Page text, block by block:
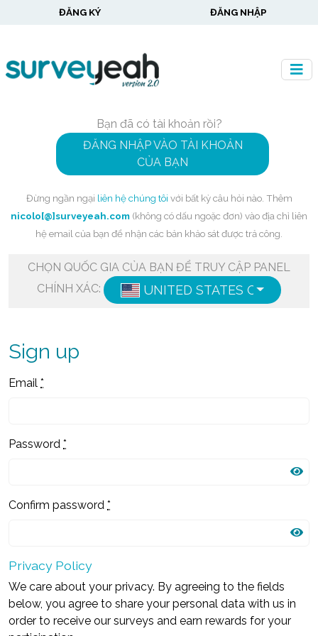
ĐĂNG KÝ ĐĂNG NHẬP
Bạn đã có tài khoản rồi?
ĐĂNG NHẬP VÀO TÀI KHOẢN
CỦA BẠN
Đừng ngần ngại liên hệ chúng tôi với bất kỳ câu hỏi nào. Thêm
nicolo[@]surveyeah.com (không có dấu ngoặc đơn) vào địa chỉ liên
hệ email của bạn để nhận các bản khảo sát được trả công.
CHỌN QUỐC GIA CỦA BẠN ĐỂ TRUY CẬP PANEL
CHÍNH XÁC:
UNITED STATES OF
Sign up
Email *
Password *
Confirm password *
Privacy Policy
We care about your privacy. By agreeing to the fields
below, you agree to share your personal data with us in
order to receive our surveys and earn rewards for your